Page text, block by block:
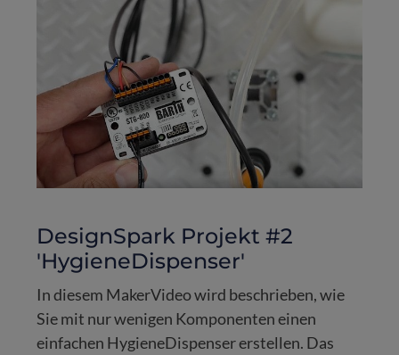
DesignSpark Projekt #2
'HygieneDispenser'
In diesem MakerVideo wird beschrieben, wie
Sie mit nur wenigen Komponenten einen
einfachen HygieneDispenser erstellen. Das